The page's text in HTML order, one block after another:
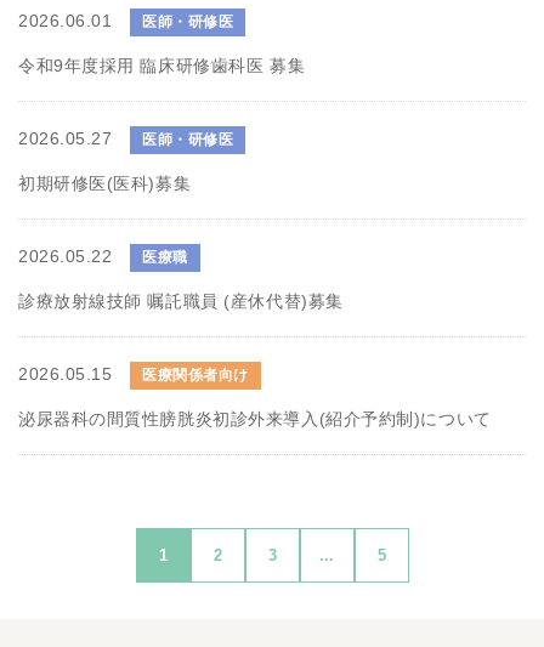
2026.06.01 医師・研修医
令和9年度採用 臨床研修歯科医 募集
2026.05.27 医師・研修医
初期研修医(医科)募集
2026.05.22 医療職
診療放射線技師 嘱託職員 (産休代替)募集
2026.05.15 医療関係者向け
泌尿器科の間質性膀胱炎初診外来導入(紹介予約制)について
1 2 3 ... 5